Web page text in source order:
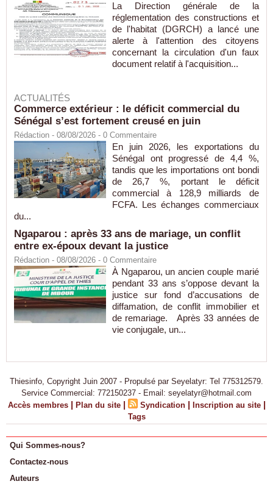
La Direction générale de la
réglementation des constructions et
de l'habitat (DGRCH) a lancé une
alerte à l'attention des citoyens
concernant la circulation d'un faux
document relatif à l'acquisition...
ACTUALITÉS
Commerce extérieur : le déficit commercial du
Sénégal s’est fortement creusé en juin
Rédaction - 08/08/2026 - 0 Commentaire
En juin 2026, les exportations du
Sénégal ont progressé de 4,4 %,
tandis que les importations ont bondi
de 26,7 %, portant le déficit
commercial à 128,9 milliards de
FCFA. Les échanges commerciaux
du...
Ngaparou : après 33 ans de mariage, un conflit
entre ex-époux devant la justice
Rédaction - 08/08/2026 - 0 Commentaire
À Ngaparou, un ancien couple marié
pendant 33 ans s’oppose devant la
justice sur fond d’accusations de
diffamation, de conflit immobilier et
de remariage. Après 33 années de
vie conjugale, un...
Thiesinfo, Copyright Juin 2007 - Propulsé par Seyelatyr: Tel 775312579.
Service Commercial: 772150237 - Email: seyelatyr@hotmail.com
Accès membres | Plan du site | Syndication | Inscription au site |
Tags
Qui Sommes-nous?
Contactez-nous
Auteurs